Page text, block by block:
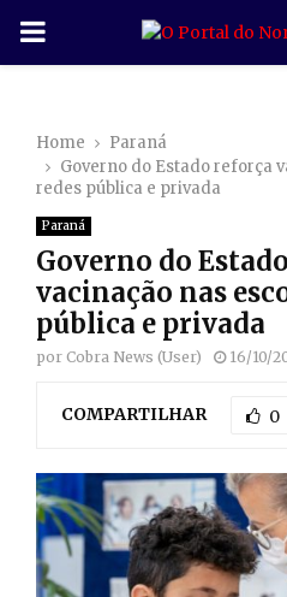
P
M
A
R
M
E
Home
Paraná
Governo do Estado reforça
redes pública e privada
Paraná
Governo do
vacinação nas
pública e privada
por Cobra News (User) 16/10/
COMPARTILHAR 0